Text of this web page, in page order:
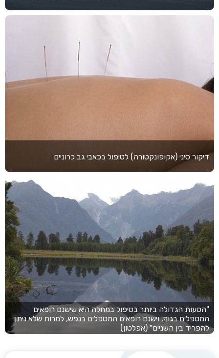
דיקור סיני (אקופונקטורה) לטיפול בכאבי גב כרוניים
"הטעות הגדולה ביותר בטיפול במחלה היא שישנם רופאים
המטפלים בגוף, וישנם רופאים המטפלים בנפש, למרות שלא ניתן
להפריד בין השניים" (אפלטון)